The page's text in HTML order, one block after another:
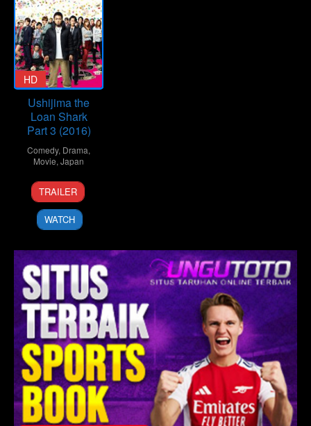
HD
Ushijima the
Loan Shark
Part 3 (2016)
Comedy, Drama,
Movie,Japan
22
Sep
2016
Masatoshi
Yamaguchi
TRAILER
WATCH